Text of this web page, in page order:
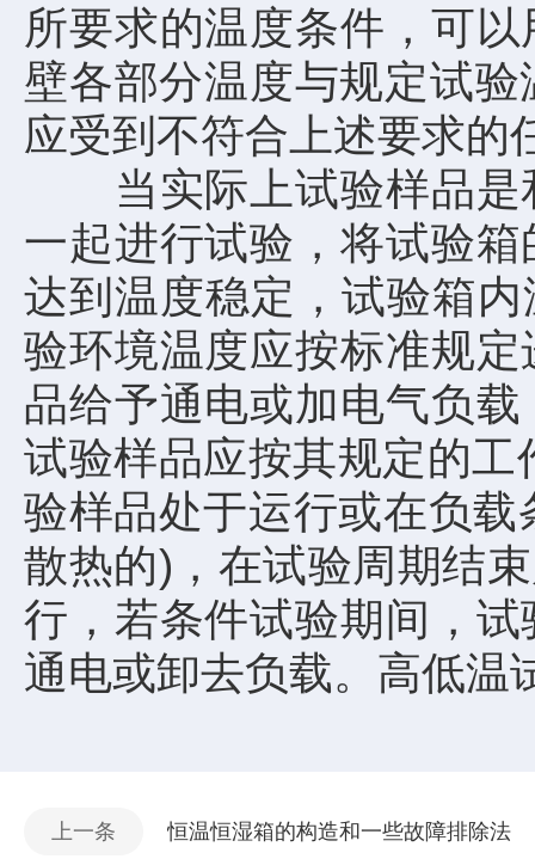
所要求的温度条件，可
壁各部分温度与规定试
应受到不符合上述要求的
当实际上试验样品是
一起进行试验，将试验
达到温度稳定，试验箱
验环境温度应按标准规
品给予通电或加电气负
试验样品应按其规定的
验样品处于运行或在负
散热的)，在试验周期结
行，若条件试验期间，
通电或卸去负载。高低温
上一条 恒温恒湿箱的构造和一些故障排除法